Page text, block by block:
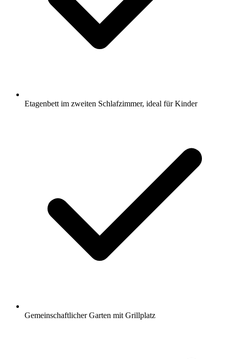
Etagenbett im zweiten Schlafzimmer, ideal für Kinder
Gemeinschaftlicher Garten mit Grillplatz